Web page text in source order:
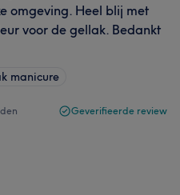
omgeving. Heel blij met
voor de gellak. Bedankt
manicure
Geverifieerde review